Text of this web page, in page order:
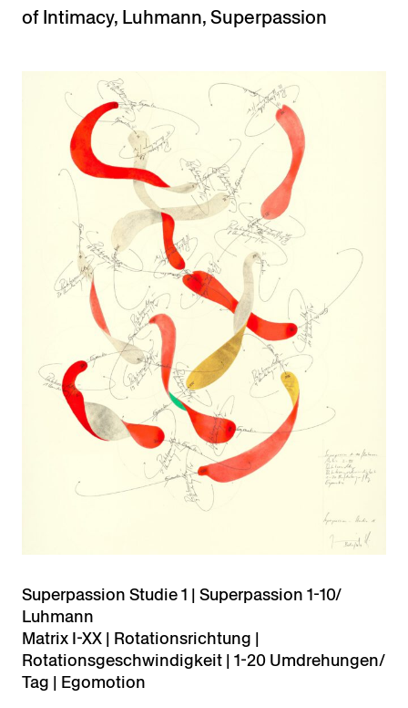
of Intimacy, Luhmann,Superpassion
Superpassion Studie 1 | Superpassion 1-10/
Luhmann
Matrix I-XX | Rotationsrichtung |
Rotationsgeschwindigkeit | 1-20 Umdrehungen/
Tag | Egomotion